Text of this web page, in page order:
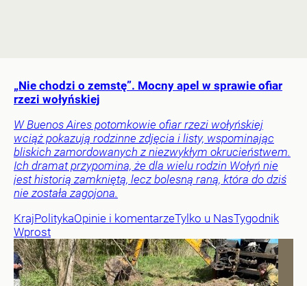
„Nie chodzi o zemstę”. Mocny apel w sprawie ofiar
rzezi wołyńskiej
W Buenos Aires potomkowie ofiar rzezi wołyńskiej
wciąż pokazują rodzinne zdjęcia i listy, wspominając
bliskich zamordowanych z niezwykłym okrucieństwem.
Ich dramat przypomina, że dla wielu rodzin Wołyń nie
jest historią zamkniętą, lecz bolesną raną, która do dziś
nie została zagojona.
KrajPolitykaOpinie i komentarzeTylko u NasTygodnik
Wprost